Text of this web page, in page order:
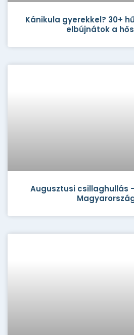
Kánikula gyerekkel? 30+
elbújnátok a
Augusztusi csillaghullás